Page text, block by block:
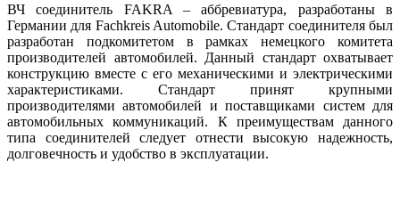
ВЧ соединитель FAKRA – аббревиатура, разработаны в
Германии для Fachkreis Automobile. Стандарт соединителя был
разработан подкомитетом в рамках немецкого комитета
производителей автомобилей. Данный стандарт охватывает
конструкцию вместе с его механическими и электрическими
характеристиками. Стандарт принят крупными
производителями автомобилей и поставщиками систем для
автомобильных коммуникаций. К преимуществам данного
типа соединителей следует отнести высокую надежность,
долговечность и удобство в эксплуатации.